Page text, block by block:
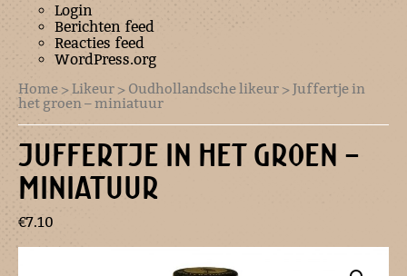
Login
Berichten feed
Reacties feed
WordPress.org
Home >Likeur > Oudhollandsche likeur > Juffertje in
het groen – miniatuur
JUFFERTJE IN HET GROEN –
MINIATUUR
€7.10